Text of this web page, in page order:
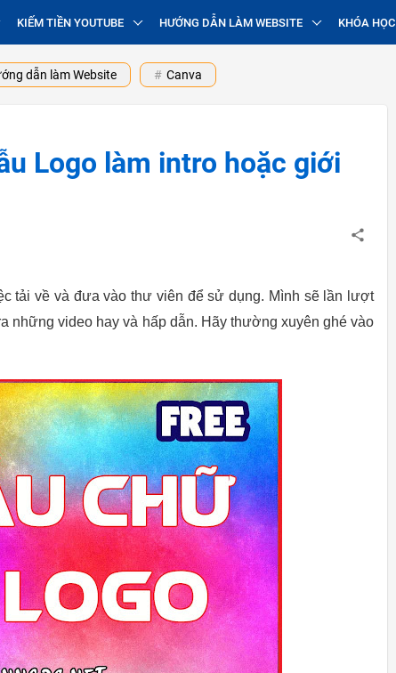
KIẾM TIỀN YOUTUBE HƯỚNG DẪN LÀM WEBSITE KHÓA HỌC
dẫn làm Website Canva
Logo làm intro hoặc giới
tải về và đưa vào thư viên để sử dụng. Mình sẽ lần lượt
những video hay và hấp dẫn. Hãy thường xuyên ghé vào